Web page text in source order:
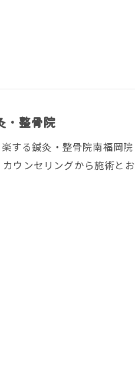
・整骨院
する鍼灸・整骨院南福岡院
ウンセリングから施術とお